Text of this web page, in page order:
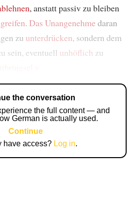
, anstatt passiv zu bleiben
. Das Unangenehmedaran
zu unterdrücken, sondern dem
sein, eventuell unhöflich zu
the conversation
the full content — and
German is actually used.
Continue
have access? Log in.